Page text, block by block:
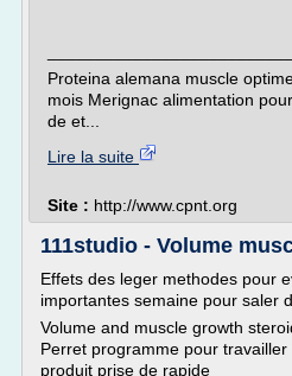
Proteina alemana muscle
mois Merignac alimentation
de et...
Lire la suite
Site : http://www.cpnt.org
111studio - Volume
Effets des leger methodes pour
importantes semaine pour saler
Volume and muscle growth
Perret programme pour
produit prise de rapide